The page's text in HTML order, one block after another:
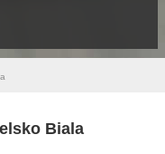
Biala